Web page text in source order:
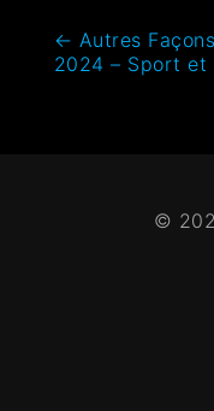
← Autres
2024 – Sport et
©